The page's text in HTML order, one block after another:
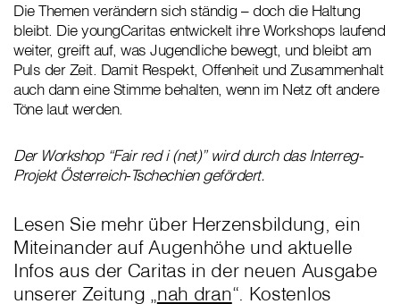
Die Themen verändern sich ständig – doch die Haltung
bleibt. Die youngCaritas entwickelt ihre Workshops laufend
weiter, greift auf, was Jugendliche bewegt, und bleibt am
Puls der Zeit. Damit Respekt, Offenheit und Zusammenhalt
auch dann eine Stimme behalten, wenn im Netz oft andere
Töne laut werden.
Der Workshop “Fair red i (net)” wird durch das Interreg-
Projekt Österreich-Tschechien gefördert.
Lesen Sie mehr über Herzensbildung, ein
Miteinander auf Augenhöhe und aktuelle
Infos aus der Caritas in der neuen Ausgabe
unserer Zeitung „nah dran“. Kostenlos